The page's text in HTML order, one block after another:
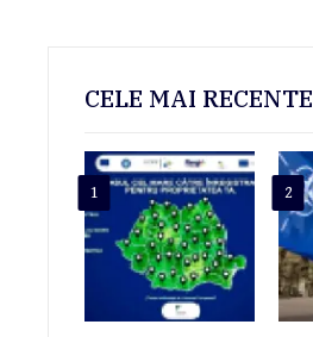
CELE MAI RECENTE
1 2